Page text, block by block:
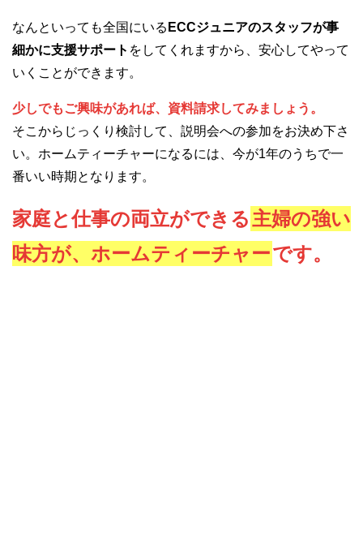
なんといっても全国にいる ECCジュニアのスタッフが事
細かに支援サポート をしてくれますから、安心してやって
いくことができます。
少しでもご興味があれば、資料請求してみましょう。
そこからじっくり検討して、説明会への参加をお決め下さ
い。ホームティーチャーになるには、今が1年のうちで一
番いい時期となります。
家庭と仕事の両立ができる主婦の強い
味方が、ホームティーチャーです。